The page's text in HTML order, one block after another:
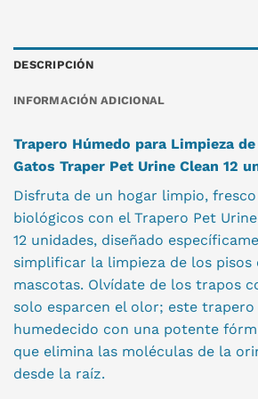
DESCRIPCIÓN
INFORMACIÓN ADICIONAL
Trapero Húmedo para Limpieza
Gatos Traper Pet Urine Clean 12
Disfruta de un hogar limpio,
biológicos con el Trapero Pet
12 unidades, diseñado
simplificar la limpieza de los pisos
mascotas. Olvídate de los trapos
solo esparcen el olor; este
humedecido con una potente
que elimina las moléculas de la
desde la raíz.